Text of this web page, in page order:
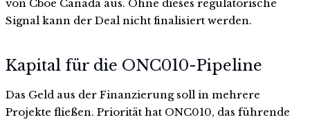
von Cboe Canada aus. Ohne dieses regulatorische
Signal kann der Deal nicht finalisiert werden.
Kapital für die ONC010-Pipeline
Das Geld aus der Finanzierung soll in mehrere
Projekte fließen. Priorität hat ONC010, das führende